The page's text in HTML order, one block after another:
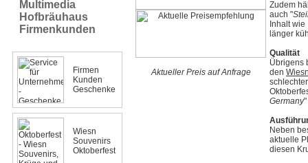
Multimedia
Hofbräuhaus
Firmenkunden
Firmen
Kunden
Geschenke
Wiesn
Souvenirs
Oktoberfest
Aktueller Preis auf Anfrage
Zudem
auch "
Inhalt
länger
Qualität
Übrigens
den
Germany
Neben
aktuelle
diesen